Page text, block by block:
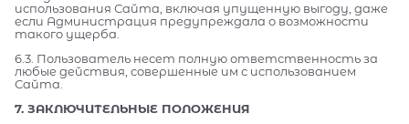
использования Сайта, включая упущенную выгоду, даже
если Администрация предупреждала о возможности
такого ущерба.
6.3. Пользователь несет полную ответственность за
любые действия, совершенные им с использованием
Сайта.
7. ЗАКЛЮЧИТЕЛЬНЫЕ ПОЛОЖЕНИЯ